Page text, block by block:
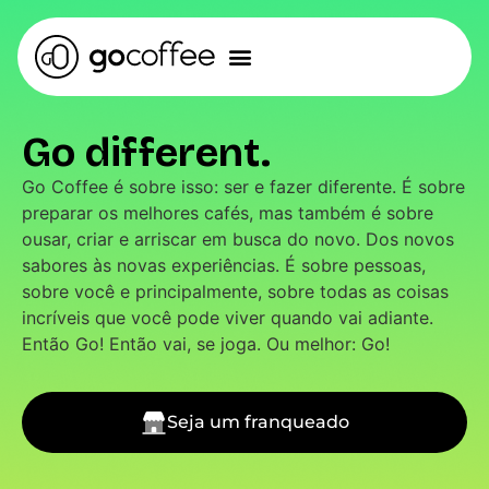
Go different.
Go Coffee é sobre isso: ser e fazer diferente. É sobre
preparar os melhores cafés, mas também é sobre
ousar, criar e arriscar em busca do novo. Dos novos
sabores às novas experiências. É sobre pessoas,
sobre você e principalmente, sobre todas as coisas
incríveis que você pode viver quando vai adiante.
Então Go! Então vai, se joga. Ou melhor: Go!
Seja um franqueado